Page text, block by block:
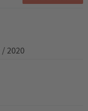
/ 2020